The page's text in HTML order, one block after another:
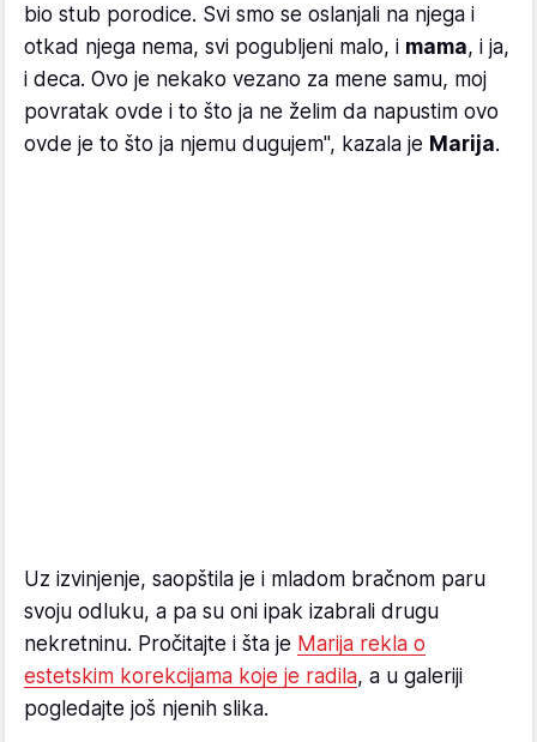
bio stub porodice. Svi smo se oslanjali na njega i
otkad njega nema, svi pogubljeni malo, i mama, i ja,
i deca. Ovo je nekako vezano za mene samu, moj
povratak ovde i to što ja ne želim da napustim ovo
ovde je to što ja njemu dugujem", kazala je Marija.
Uz izvinjenje, saopštila je i mladom bračnom paru
svoju odluku, a pa su oni ipak izabrali drugu
nekretninu. Pročitajte i šta je Marija rekla o
estetskim korekcijama koje je radila, a u galeriji
pogledajte još njenih slika.